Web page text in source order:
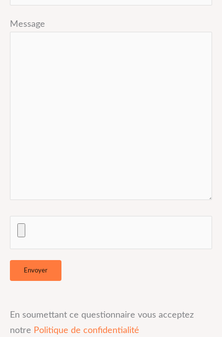
Message
En soumettant ce questionnaire vous acceptez
notre Politique de confidentialité